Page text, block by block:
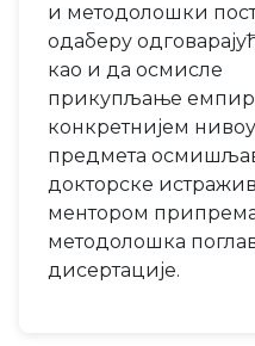
и методолошки
одаберу
као и да осмисле
прикупљање
конкретнијем
предмета
докторске
ментором
методолошкa
дисертације.